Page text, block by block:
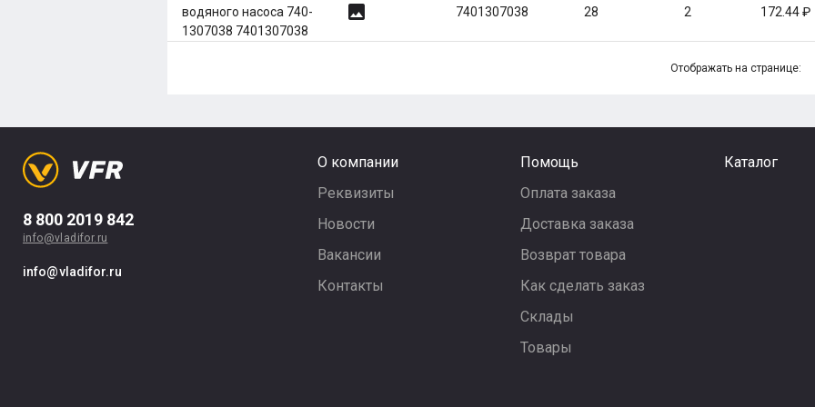
водяного насоса 740-
1307038 7401307038
image 7401307038 28 2 172.44
Отображать на странице:
8 800 2019 842
info@vladifor.ru
info@vladifor.ru
О компании
Реквизиты
Новости
Вакансии
Контакты
Помощь
Оплата заказа
Доставка заказа
Возврат товара
Как сделать заказ
Склады
Товары
Каталог